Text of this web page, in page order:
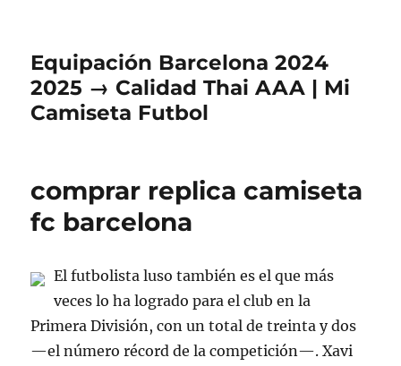
Equipación Barcelona 2024
2025 → Calidad Thai AAA | Mi
Camiseta Futbol
comprar replica camiseta
fc barcelona
El futbolista luso también es el que más
veces lo ha logrado para el club en la
Primera División, con un total de treinta y dos
—el número récord de la competición—. Xavi